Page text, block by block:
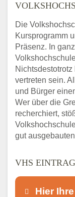
Die
Kursprogramm
Präsenz. In
vertreten sein.
und Bürger
Wer über die
recherchiert,
gut
VHS
Hier